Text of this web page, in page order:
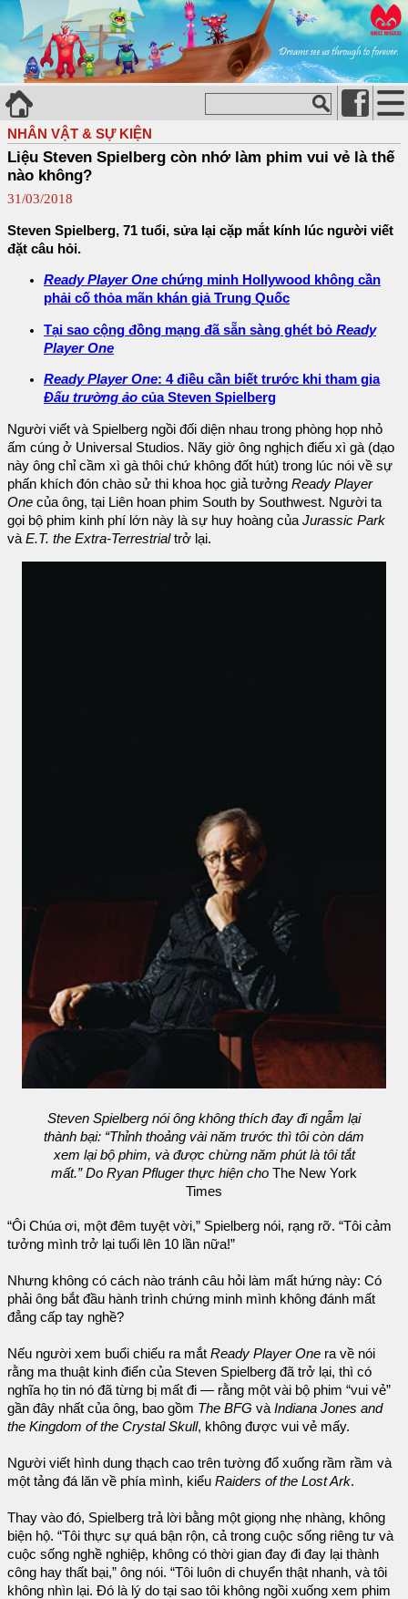
NHÂN VẬT & SỰ KIỆN
Liệu Steven Spielberg còn nhớ làm phim vui vẻ là thế
nào không?
31/03/2018
Steven Spielberg, 71 tuổi, sửa lại cặp mắt kính lúc người viết
đặt câu hỏi.
Ready Player One chứng minh Hollywood không cần
phải cố thỏa mãn khán giả Trung Quốc
Tại sao cộng đồng mạng đã sẵn sàng ghét bỏ Ready
Player One
Ready Player One: 4 điều cần biết trước khi tham gia
Đấu trường ảo của Steven Spielberg
Người viết và Spielberg ngồi đối diện nhau trong phòng họp nhỏ
ấm cúng ở Universal Studios. Nãy giờ ông nghịch điếu xì gà (dạo
này ông chỉ cầm xì gà thôi chứ không đốt hút) trong lúc nói về sự
phấn khích đón chào sử thi khoa học giả tưởng Ready Player
One của ông, tại Liên hoan phim South by Southwest. Người ta
gọi bộ phim kinh phí lớn này là sự huy hoàng của Jurassic Park
và E.T. the Extra-Terrestrialtrở lại.
Steven Spielberg nói ông không thích đay đi ngẫm lại
thành bại: “Thỉnh thoảng vài năm trước thì tôi còn dám
xem lại bộ phim, và được chừng năm phút là tôi tắt
mất.” Do Ryan Pfluger thực hiện cho The New York
Times
“Ôi Chúa ơi, một đêm tuyệt vời,” Spielberg nói, rạng rỡ. “Tôi cảm
tưởng mình trở lại tuổi lên 10 lần nữa!”
Nhưng không có cách nào tránh câu hỏi làm mất hứng này: Có
phải ông bắt đầu hành trình chứng minh mình không đánh mất
đẳng cấp tay nghề?
Nếu người xem buổi chiếu ra mắt Ready Player One ra về nói
rằng ma thuật kinh điển của Steven Spielberg đã trở lại, thì có
nghĩa họ tin nó đã từng bị mất đi — rằng một vài bộ phim “vui vẻ”
gần đây nhất của ông, bao gồm The BFG và Indiana Jones and
the Kingdom of the Crystal Skull, không được vui vẻ mấy.
Người viết hình dung thạch cao trên tường đổ xuống rầm rầm và
một tảng đá lăn về phía mình, kiểu Raiders of the Lost Ark.
Thay vào đó, Spielberg trả lời bằng một giọng nhẹ nhàng, không
biện hộ. “Tôi thực sự quá bận rộn, cả trong cuộc sống riêng tư và
cuộc sống nghề nghiệp, không có thời gian đay đi đay lại thành
công hay thất bại,” ông nói. “Tôi luôn di chuyển thật nhanh, và tôi
không nhìn lại. Đó là lý do tại sao tôi không ngồi xuống xem phim